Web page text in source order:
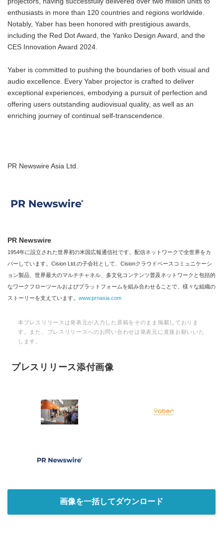
enthusiasts in more than 120 countries and regions worldwide.
Notably, Yaber has been honored with prestigious awards,
including the Red Dot Award, the Yanko Design Award, and the
CES Innovation Award 2024.
Yaber is committed to pushing the boundaries of both visual and
audio excellence. Every Yaber projector is crafted to deliver
exceptional experiences, embodying a pursuit of perfection and
offering users outstanding audiovisual quality, as well as an
enriching journey of continual self-transcendence.
PR Newswire Asia Ltd.
PR Newswire
1954年に設立された世界初の米国広報通信社です。配信ネットワークで全世界をカ
バーしています。Cision Ltd.の子会社として、Cisionクラウドベースコミュニケーシ
ョン製品、世界最大のマルチチャネル、多文化コンテンツ普及ネットワークと包括的
なワークフローツールおよびプラットフォームを組み合わせることで、様々な組織の
ストーリーを支えています。 www.prnasia.com
本プレスリリースは発表元が入力した原稿をそのまま掲載しておりま
す。また、プレスリリースへのお問い合わせは発表元に直接お願いいた
します。
プレスリリース添付画像
画像を一括してダウンロード